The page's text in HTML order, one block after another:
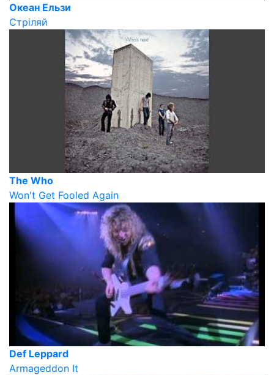
Океан Ельзи
Стріляй
The Who
Won't Get Fooled Again
Def Leppard
Armageddon It